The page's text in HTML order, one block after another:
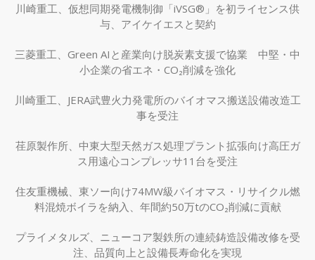
川崎重工、仮想同期発電機制御「iVSG®」を初ライセンス供
与、アイケイエスと契約
三菱重工、Green AIと産業向け脱炭素支援で協業 中堅・中
小企業の省エネ・CO₂削減を強化
川崎重工、JERA武豊火力発電所のバイオマス搬送設備改造工
事を受注
荏原製作所、中東大型天然ガス処理プラント拡張向け高圧ガ
ス用遠心コンプレッサ11台を受注
住友重機械、東ソー向け74MW級バイオマス・リサイクル燃
料混焼ボイラを納入、年間約50万tのCO₂削減に貢献
プライメタルズ、ニューコア製鉄所の連続鋳造設備改修を受
注、品質向上と設備長寿命化を実現